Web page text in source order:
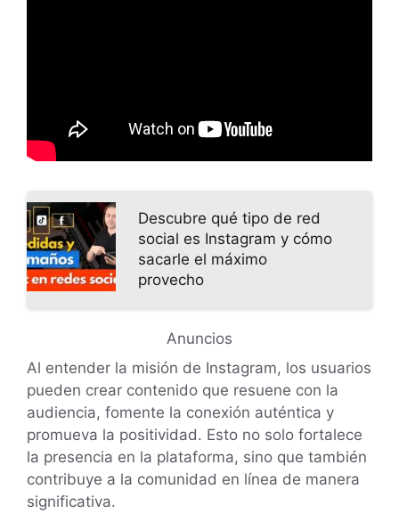
Descubre qué tipo de red
social es Instagram y cómo
sacarle el máximo
provecho
Anuncios
Al entender la misión de Instagram, los usuarios
pueden crear contenido que resuene con la
audiencia, fomente la conexión auténtica y
promueva la positividad. Esto no solo fortalece
la presencia en la plataforma, sino que también
contribuye a la comunidad en línea de manera
significativa.